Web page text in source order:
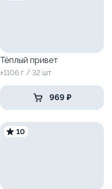
Тёплый привет
±1106 г / 32 шт
969 ₽
10